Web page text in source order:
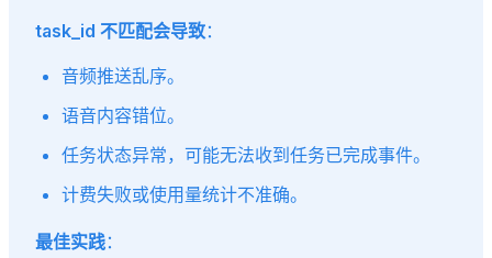
task_id 不匹配会导致：
音频推送乱序。
语音内容错位。
任务状态异常，可能无法收到任务已完成事件。
计费失败或使用量统计不准确。
最佳实践：